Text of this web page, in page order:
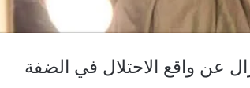
عن واقع الاحتلال في الضفة